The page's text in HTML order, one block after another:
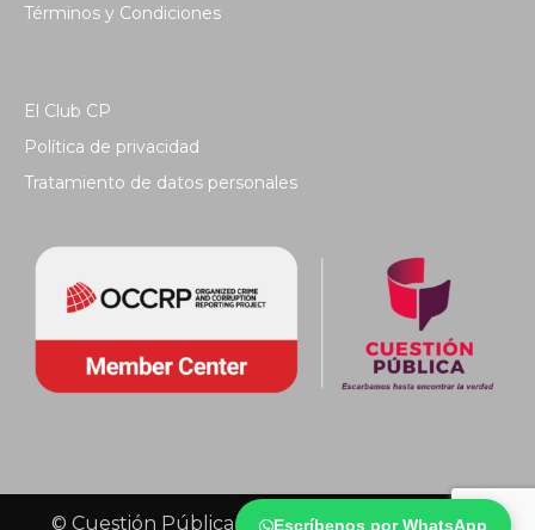
Escríbenos por WhatsApp
Términos y Condiciones
El Club CP
Política de privacidad
Tratamiento de datos personales
© Cuestión Pública 2018 - Todos los derechos